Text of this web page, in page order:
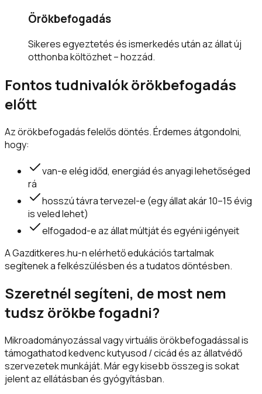
Örökbefogadás
Sikeres egyeztetés és ismerkedés után az állat új
otthonba költözhet – hozzád.
Fontos tudnivalók örökbefogadás
előtt
Az örökbefogadás felelős döntés. Érdemes átgondolni,
hogy:
van-e elég időd, energiád és anyagi lehetőséged
rá
hosszú távra tervezel-e (egy állat akár 10–15 évig
is veled lehet)
elfogadod-e az állat múltját és egyéni igényeit
A Gazditkeres.hu-n elérhető edukációs tartalmak
segítenek a felkészülésben és a tudatos döntésben.
Szeretnél segíteni, de most nem
tudsz örökbe fogadni?
Mikroadományozással vagy virtuális örökbefogadással is
támogathatod kedvenc kutyusod / cicád és az állatvédő
szervezetek munkáját. Már egy kisebb összeg is sokat
jelent az ellátásban és gyógyításban.